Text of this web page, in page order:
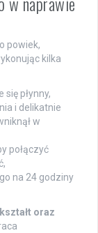
powiek,
kilka
płynny,
i delikatnie
w
połączyć
na 24 godziny
oraz